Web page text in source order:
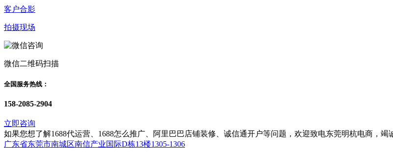
客户合影
拍摄现场
微信二维码扫描
全国服务热线：
158-2085-2904
立即咨询
如果您想了解1688代运营、1688怎么推广、阿里巴巴店铺装修、诚信通开户等问题，欢迎致电东莞明杭电商，竭
广东省东莞市南城区南信产业国际D栋13楼1305-1306